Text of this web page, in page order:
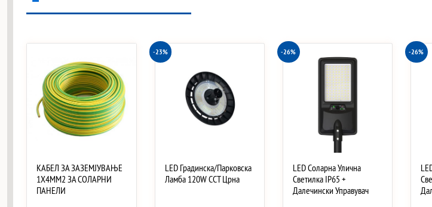
КАБЕЛ ЗА ЗАЗЕМЈУВАЊЕ
1X4MM2 ЗА СОЛАРНИ
ПАНЕЛИ
-23%
LED Градинска/Парковска
Ламба 120W CCT Црна
-26%
LED Соларна Улична
Светилка IP65 +
Далечински Управувач
-26%